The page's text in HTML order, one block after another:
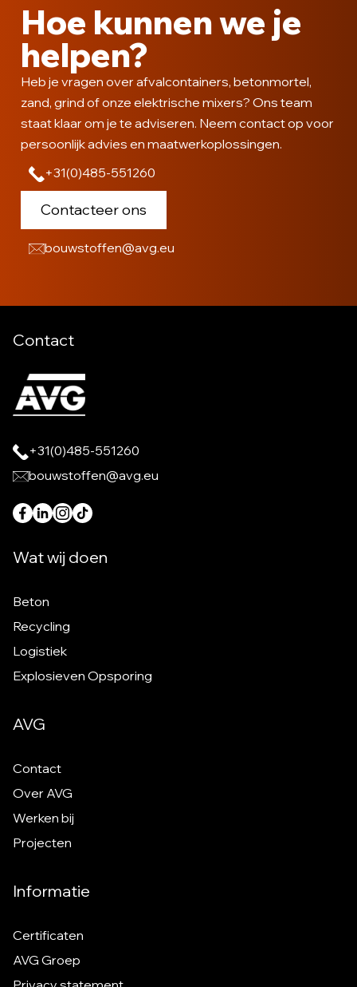
Hoe kunnen we je
helpen?
Heb je vragen over afvalcontainers, betonmortel,
zand, grind of onze elektrische mixers? Ons team
staat klaar om je te adviseren. Neem contact op voor
persoonlijk advies en maatwerkoplossingen.
+31(0)485-551260
Contacteer ons
bouwstoffen@avg.eu
Contact
+31(0)485-551260
bouwstoffen@avg.eu
Wat wij doen
Beton
Recycling
Logistiek
Explosieven Opsporing
AVG
Contact
Over AVG
Werken bij
Projecten
Informatie
Certificaten
AVG Groep